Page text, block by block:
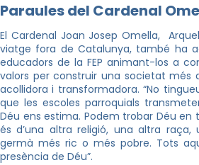
Paraules del Cardenal
El Cardenal Joan Josep Omella,
viatge fora de Catalunya, també ha
educadors de la FEP animant-los a
valors per construir una societat més
acollidora i transformadora. “No
que les escoles parroquials
Déu ens estima. Podem trobar Déu en
és d’una altra religió, una altra raça,
germà més ric o més pobre. Tots
presència de Déu”.